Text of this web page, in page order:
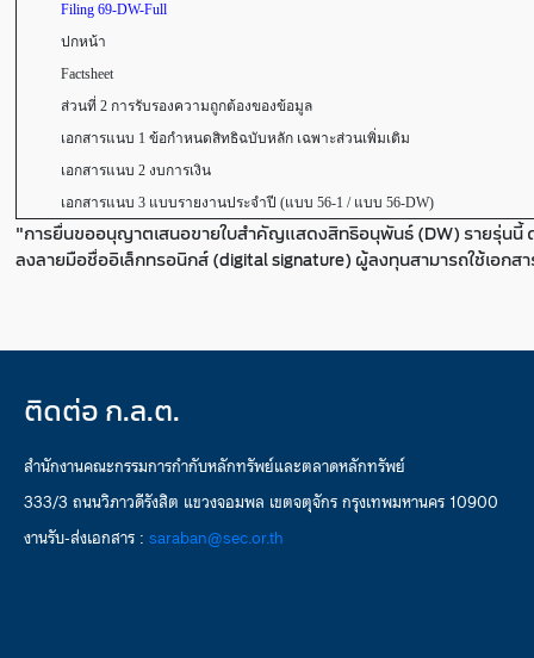
Filing 69-DW-Full
ปกหน้า
Factsheet
ส่วนที่ 2 การรับรองความถูกต้องของข้อมูล
เอกสารแนบ 1 ข้อกำหนดสิทธิฉบับหลัก เฉพาะส่วนเพิ่มเติม
เอกสารแนบ 2 งบการเงิน
เอกสารแนบ 3 แบบรายงานประจำปี (แบบ 56-1 / แบบ 56-DW)
"การยื่นขออนุญาตเสนอขายใบสำคัญแสดงสิทธิอนุพันธ์ (DW) รายรุ่นนี้
ลงลายมือชื่ออิเล็กทรอนิกส์ (digital signature) ผู้ลงทุนสามารถใช้เอกส
ติดต่อ ก.ล.ต.
สำนักงานคณะกรรมการกำกับหลักทรัพย์และตลาดหลักทรัพย์
333/3 ถนนวิภาวดีรังสิต แขวงจอมพล เขตจตุจักร กรุงเทพมหานคร 10900
งานรับ-ส่งเอกสาร : saraban@sec.or.th